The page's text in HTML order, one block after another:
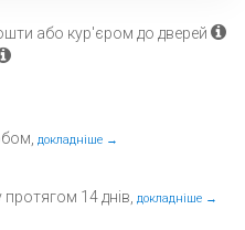
або кур'єром до дверей
докладніше →
14 днів, докладніше →